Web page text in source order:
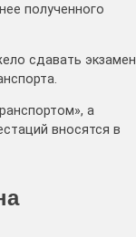
полученного
сдавать экзамен
а
вносятся в